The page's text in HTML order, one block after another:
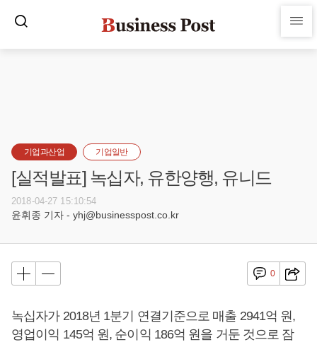
기업과산업 기업일반
[실적발표] 녹십자, 유한양행, 유니드
2018-04-27 15:10:54
윤휘종 기자 - yhj@businesspost.co.kr
0
녹십자가 2018년 1분기 연결기준으로 매출 2941억 원,
영업이익 145억 원, 순이익 186억 원을 거둔 것으로 잠